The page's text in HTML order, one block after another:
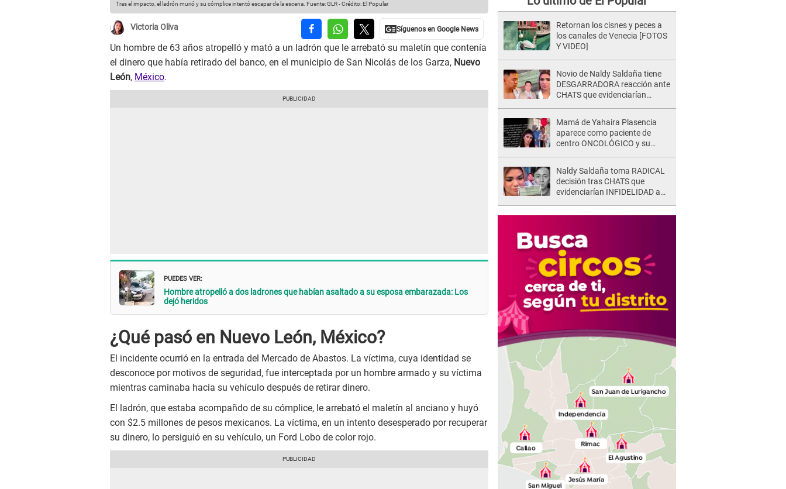
Tras el impacto, el ladrón murió y su cómplice intentó escapar de la escena. Fuente: GLR-Crédito: El Popular
Victoria Oliva
Un hombre de 63 años atropelló y mató a un ladrón que le arrebató su maletín que contenía
el dinero que había retirado del banco, en el municipio de San Nicolás de los Garza, Nuevo
León, México.
PUEDES VER:
Hombre atropelló a dos ladrones que habían asaltado a su esposa embarazada: Los
dejó heridos
¿Qué pasó en Nuevo León, México?
El incidente ocurrió en la entrada del Mercado de Abastos. La víctima, cuya identidad se
desconoce por motivos de seguridad, fue interceptada por un hombre armado y su víctima
mientras caminaba hacia su vehículo después de retirar dinero.
El ladrón, que estaba acompañdo de su cómplice, le arrebató el maletín al anciano y huyó
con $2.5 millones de pesos mexicanos. La víctima, en un intento desesperado por recuperar
su dinero, lo persiguió en su vehículo, un Ford Lobo de color rojo.
Retornan los cisnes y peces a
los canales de Venecia [FOTOS
Y VIDEO]
Novio de Naldy Saldaña tiene
DESGARRADORA reacción ante
CHATS que evidenciarían
Mamá de Yahaira Plasencia
aparece como paciente de
centro ONCOLÓGICO y su
Naldy Saldaña toma RADICAL
decisión tras CHATS que
evidenciarían INFIDELIDAD a